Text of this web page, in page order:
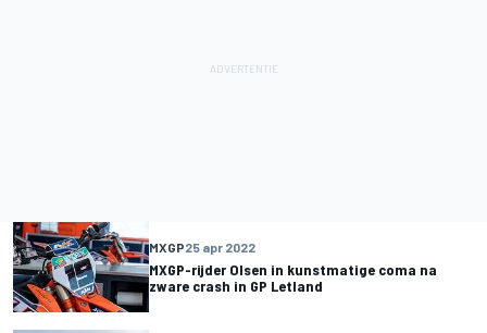
MXGP25 apr 2022
MXGP-rijder Olsen in kunstmatige coma na
zware crash in GP Letland